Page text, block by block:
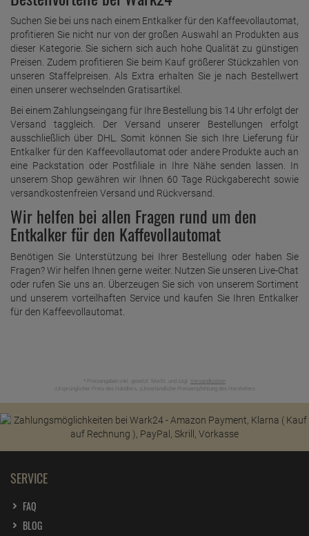
Suchen Sie bei uns nach einem Entkalker für den Kaffeevollautomat,
profitieren Sie nicht nur von der großen Auswahl an Produkten aus
dieser Kategorie. Sie sichern sich auch hohe Qualität zu günstigen
Preisen. Zudem profitieren Sie beim Kauf größerer Stückzahlen von
unseren Staffelpreisen. Als Extra erhalten Sie je nach Bestellwert
einen unserer wechselnden Gratisartikel.
Bei einem Zahlungseingang für Ihre Bestellung bis 14 Uhr erfolgt der
Versand taggleich. Der Versand unserer Bestellungen erfolgt
ausschließlich über DHL. Somit können Sie sich Ihre Lieferung für
Entkalker für den Kaffeevollautomat oder andere Produkte auch an
eine Packstation oder Postfiliale in Ihre Nähe senden lassen. In
unserem Shop gewähren wir Ihnen 60 Tage Rückgaberecht sowie
versandkostenfreien Versand und Rückversand.
Wir helfen bei allen Fragen rund um den
Entkalker für den Kaffevollautomat
Benötigen Sie Unterstützung bei Ihrer Bestellung oder haben Sie
Fragen? Wir helfen Ihnen gerne weiter. Nutzen Sie unseren Live-Chat
oder rufen Sie uns an. Überzeugen Sie sich von unserem Sortiment
und unserem vorteilhaften Service und kaufen Sie Ihren Entkalker
für den Kaffeevollautomat.
* Preisangaben inkl. gesetzl. MwSt. und zzgl. Versandkosten
Ursprünglicher Preis des Händlers, Unverbindliche Preisempfehlung des Herstellers
SERVICE
FAQ
BLOG